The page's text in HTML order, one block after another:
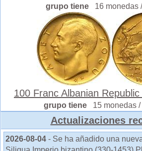
grupo tiene 16 monedas
100 Franc Albanian
grupo tiene 15 monedas
Actualizaciones
2026-08-04 - Se ha añadido una